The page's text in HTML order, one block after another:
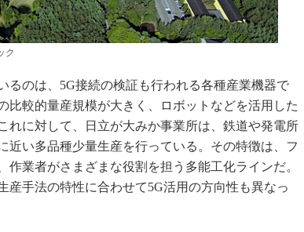
ク
のは、5G接続の検証も行われる各種産業機器で
比較的量産規模が大きく、ロボットなどを活用した
れに対して、日立が大みか事業所は、鉄道や発電所
近い多品種少量生産を行っている。その特徴は、フ
作業者がさまざまな役割を担う多能工化ラインだ。
産手法の特性に合わせて5G活用の方向性も異なっ